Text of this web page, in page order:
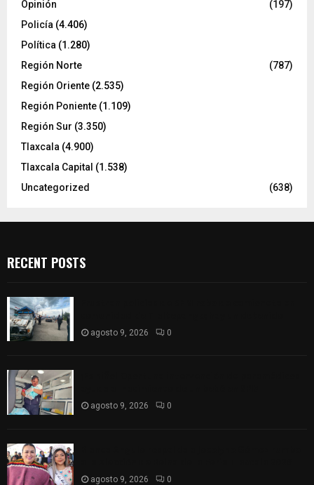
Opinión
(197)
Policía (4.406)
Política (1.280)
Región Norte
(787)
Región Oriente (2.535)
Región Poniente (1.109)
Región Sur (3.350)
Tlaxcala (4.900)
Tlaxcala Capital (1.538)
Uncategorized
(638)
RECENT POSTS
agosto 9, 2026 0
agosto 9, 2026 0
agosto 9, 2026 0